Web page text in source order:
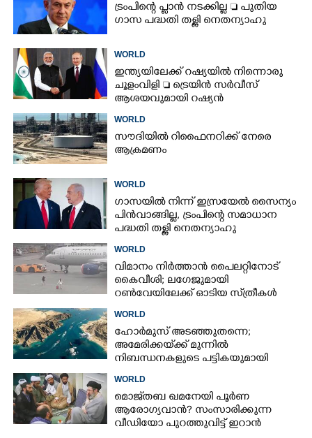
ട്രംപിന്റെ പ്ലാൻ നടക്കില്ല  പുതിയ
ഗാസ പദ്ധതി തള്ളി നെതന്യാഹു
WORLD
ഇന്ത്യയിലേക്ക് റഷ്യയിൽ നിന്നൊരു
ചൂളംവിളി  ട്രെയിൻ സർവീസ്
ആശയവുമായി റഷ്യൻ
WORLD
സൗദിയിൽ റിഫൈനറിക്ക് നേരെ
ആക്രമണം
WORLD
ഗാസയിൽ നിന്ന് ഇസ്രയേൽ സൈന്യം
പിൻവാങ്ങില്ല, ട്രംപിന്റെ സമാധാന
പദ്ധതി തള്ളി നെതന്യാഹു
WORLD
വിമാനം നിർത്താൻ പൈലറ്റിനോട്
കൈവീശി; ലഗേജുമായി
റൺവേയിലേക്ക് ഓടിയ സ്‌ത്രീകൾ
WORLD
ഹോർമുസ് അടഞ്ഞുതന്നെ;
അമേരിക്കയ്‌ക്ക് മുന്നിൽ
നിബന്ധനകളുടെ പട്ടികയുമായി
WORLD
മൊജ്‌തബ ഖമനേയി പൂർണ
ആരോഗ്യവാൻ? സംസാരിക്കുന്ന
വീഡിയോ പുറത്തുവിട്ട് ഇറാൻ